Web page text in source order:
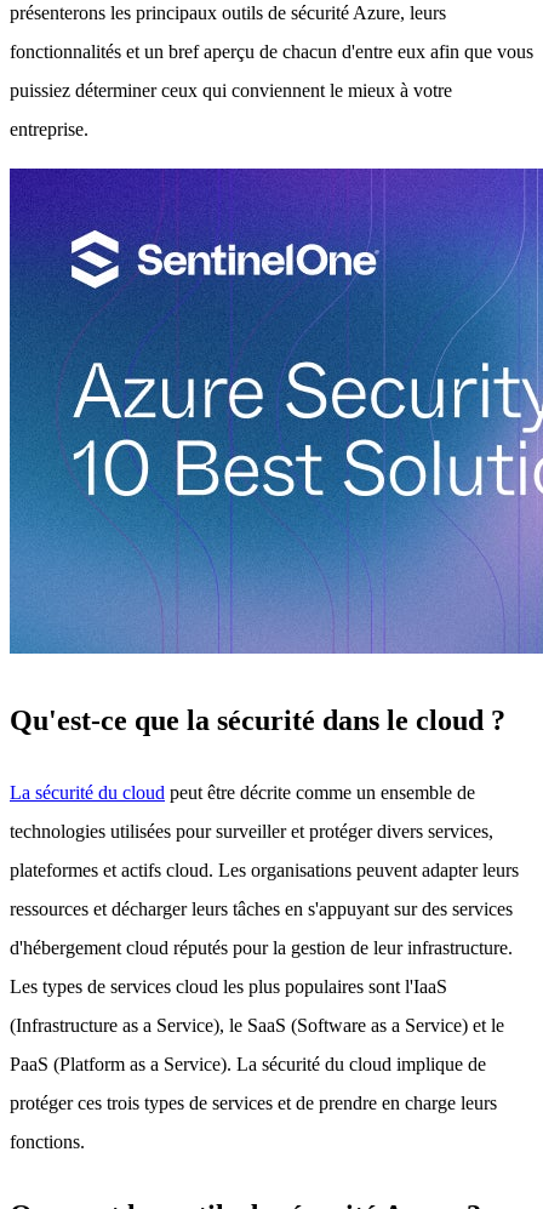
présenterons les principaux outils de sécurité Azure, leurs
fonctionnalités et un bref aperçu de chacun d'entre eux afin que vous
puissiez déterminer ceux qui conviennent le mieux à votre
entreprise.
Qu'est-ce que la sécurité dans le cloud ?
La sécurité du cloud peut être décrite comme un ensemble de
technologies utilisées pour surveiller et protéger divers services,
plateformes et actifs cloud. Les organisations peuvent adapter leurs
ressources et décharger leurs tâches en s'appuyant sur des services
d'hébergement cloud réputés pour la gestion de leur infrastructure.
Les types de services cloud les plus populaires sont l'IaaS
(Infrastructure as a Service), le SaaS (Software as a Service) et le
PaaS (Platform as a Service). La sécurité du cloud implique de
protéger ces trois types de services et de prendre en charge leurs
fonctions.